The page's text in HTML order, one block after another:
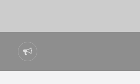
Report
problem